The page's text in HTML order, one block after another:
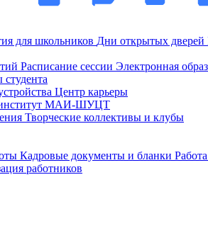
для школьников Дни открытых дверей
Расписание сессии Электронная
Центр карьеры
МАИ-ШУЦТ
Творческие коллективы и клубы
Кадровые документы и бланки
работников